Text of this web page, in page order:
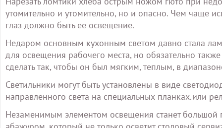
утомительно и утомительно, но и опасно. Чем чаще
глаз должно быть ее освещение.
Недаром основным кухонным светом давно стала
для освещения рабочего места, но обязательно
сделать так, чтобы он был мягким, теплым, в
Светильники могут быть установлены в виде
направленного света на специальных планках.или
Незаменимым элементом освещения станет